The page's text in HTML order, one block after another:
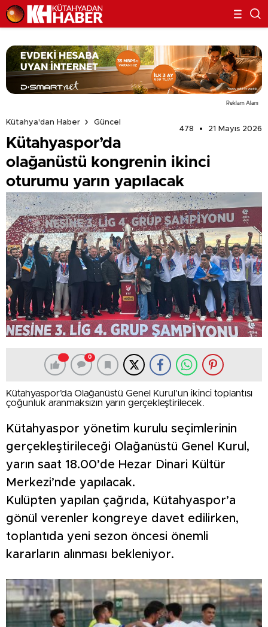
Reklam Alanı
Kütahya'dan Haber
Güncel
478
21 Mayıs 2026
Kütahyaspor’da
olağanüstü kongrenin ikinci
oturumu yarın yapılacak
0
Kütahyaspor’da Olağanüstü Genel Kurul’un ikinci toplantısı
çoğunluk aranmaksızın yarın gerçekleştirilecek.
Kütahyaspor yönetim kurulu seçimlerinin
gerçekleştirileceği Olağanüstü Genel Kurul,
yarın saat 18.00’de Hezar Dinari Kültür
Merkezi’nde yapılacak.
Kulüpten yapılan çağrıda, Kütahyaspor’a
gönül verenler kongreye davet edilirken,
toplantıda yeni sezon öncesi önemli
kararların alınması bekleniyor.